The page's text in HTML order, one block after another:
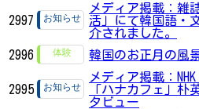
2997
メディア掲載：雑
活」にて韓国語・
介されました。
2996 韓国のお正月の風
2995
メディア掲載：NHK
「ハナカフェ」朴
タビュー